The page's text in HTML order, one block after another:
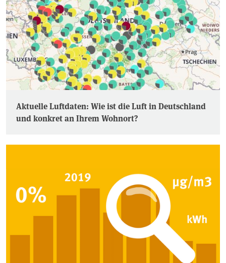
Aktuelle Luftdaten: Wie ist die Luft in Deutschland
und konkret an Ihrem Wohnort?